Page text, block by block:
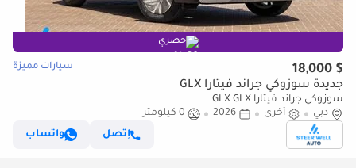
حصري
$ 18,000 سيارات مميزة
جديدة سوزوكي جراند فيتارا GLX
سوزوكي جراند فيتارا GLX GLX
دبي
أخرى 2026
0 كيلومتر
إتصل
واتساب